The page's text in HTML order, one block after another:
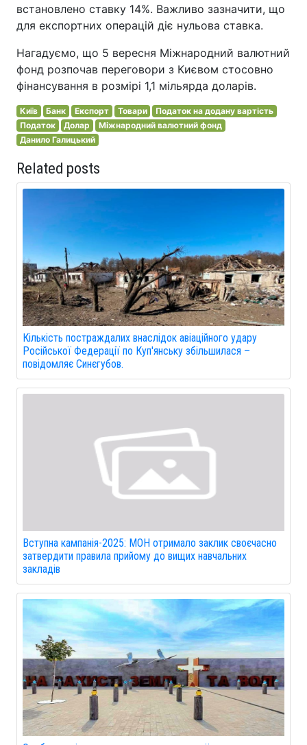
встановлено ставку 14%. Важливо зазначити, що
для експортних операцій діє нульова ставка.
Нагадуємо, що 5 вересня Міжнародний валютний
фонд розпочав переговори з Києвом стосовно
фінансування в розмірі 1,1 мільярда доларів.
Київ Банк Експорт Товари
Податок на додану вартість
Податок
Долар
Міжнародний валютний фонд
Данило Галицький
Related posts
Кількість постраждалих внаслідок авіаційного удару
Російської Федерації по Куп'янську збільшилася –
повідомляє Синєгубов.
Вступна кампанія-2025: МОН отримало заклик своєчасно
затвердити правила прийому до вищих навчальних
закладів